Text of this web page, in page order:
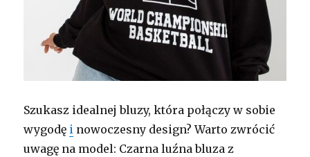
Szukasz idealnej bluzy, która połączy w sobie
wygodę i nowoczesny design? Warto zwrócić
uwagę na model: Czarna luźna bluza z